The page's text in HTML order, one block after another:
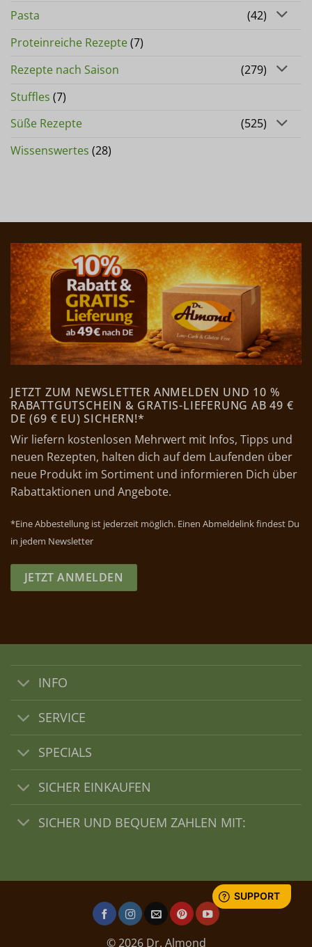
Pasta
(42)
Proteinreiche Rezepte(7)
Rezepte nach Saison
(279)
Stuffles (7)
Süße Rezepte
(525)
Wissenswertes (28)
JETZT ZUM NEWSLETTER ANMELDEN UND 10 %
RABATTGUTSCHEIN & GRATIS-LIEFERUNG AB 49 €
DE (69 € EU) SICHERN!*
Wir liefern kostenlosen Mehrwert mit Infos, Tipps und
neuen Rezepten, halten dich auf dem Laufenden über
neue Produkt im Sortiment und informieren Dich über
Rabattaktionen und Angebote.
*Eine Abbestellung ist jederzeit möglich. Einen Abmeldelink findest Du
in jedem Newsletter
JETZT ANMELDEN
INFO
SERVICE
SPECIALS
SICHER EINKAUFEN
SICHER UND BEQUEM ZAHLEN MIT:
© 2026 Dr. Almond